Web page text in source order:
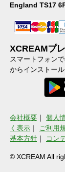
England TS17
XCREAMプ
スマートフォン
からインストール
会社概要 ｜ 個人
く表示 ｜ ご利用
基本方針 ｜ コン
© XCREAM All